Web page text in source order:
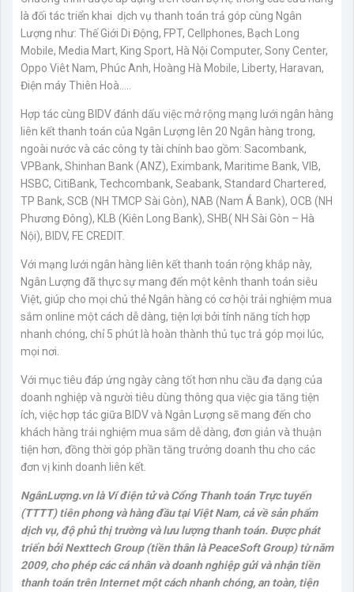
là đối tác triển khai dịch vụ thanh toán trả góp cùng Ngân
Lượng như: Thế Giới Di Động, FPT, Cellphones, Bạch Long
Mobile, Media Mart, King Sport, Hà Nội Computer, Sony Center,
Oppo Viêt Nam, Phúc Anh, Hoàng Hà Mobile, Liberty, Haravan,
Điện máy Thiên Hoà…..
Hợp tác cùng BIDV đánh dấu việc mở rộng mạng lưới ngân hàng
liên kết thanh toán của Ngân Lượng lên 20 Ngân hàng trong,
ngoài nước và các công ty tài chính bao gồm: Sacombank,
VPBank, Shinhan Bank (ANZ), Eximbank, Maritime Bank, VIB,
HSBC, CitiBank, Techcombank, Seabank, Standard Chartered,
TP Bank, SCB (NH TMCP Sài Gòn), NAB (Nam Á Bank), OCB (NH
Phương Đông), KLB (Kiên Long Bank), SHB( NH Sài Gòn – Hà
Nội), BIDV, FE CREDIT.
Với mạng lưới ngân hàng liên kết thanh toán rộng khắp này,
Ngân Lượng đã thực sự mang đến một kênh thanh toán siêu
Việt, giúp cho mọi chủ thẻ Ngân hàng có cơ hội trải nghiệm mua
sắm online một cách dễ dàng, tiện lợi bởi tính năng tích hợp
nhanh chóng, chỉ 5 phút là hoàn thành thủ tục trả góp mọi lúc,
mọi nơi.
Với mục tiêu đáp ứng ngày càng tốt hơn nhu cầu đa dạng của
doanh nghiệp và người tiêu dùng thông qua việc gia tăng tiện
ích, việc hợp tác giữa BIDV và Ngân Lượng sẽ mang đến cho
khách hàng trải nghiệm mua sắm dễ dàng, đơn giản và thuận
tiện hơn, đồng thời góp phần tăng trưởng doanh thu cho các
đơn vị kinh doanh liên kết.
NgânLượng.vn là Ví điện tử và Cổng Thanh toán Trực tuyến
(TTTT) tiên phong và hàng đầu tại Việt Nam, cả về sản phẩm
dịch vụ, độ phủ thị trường và lưu lượng thanh toán. Được phát
triển bởi Nexttech Group (tiền thân là PeaceSoft Group) từ năm
2009, cho phép các cá nhân và doanh nghiệp gửi và nhận tiền
thanh toán trên Internet một cách nhanh chóng, an toàn, tiện